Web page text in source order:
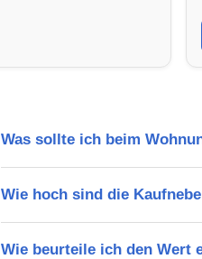
Was sollte ich beim
Wie hoch sind die
Wie beurteile ich den Wert